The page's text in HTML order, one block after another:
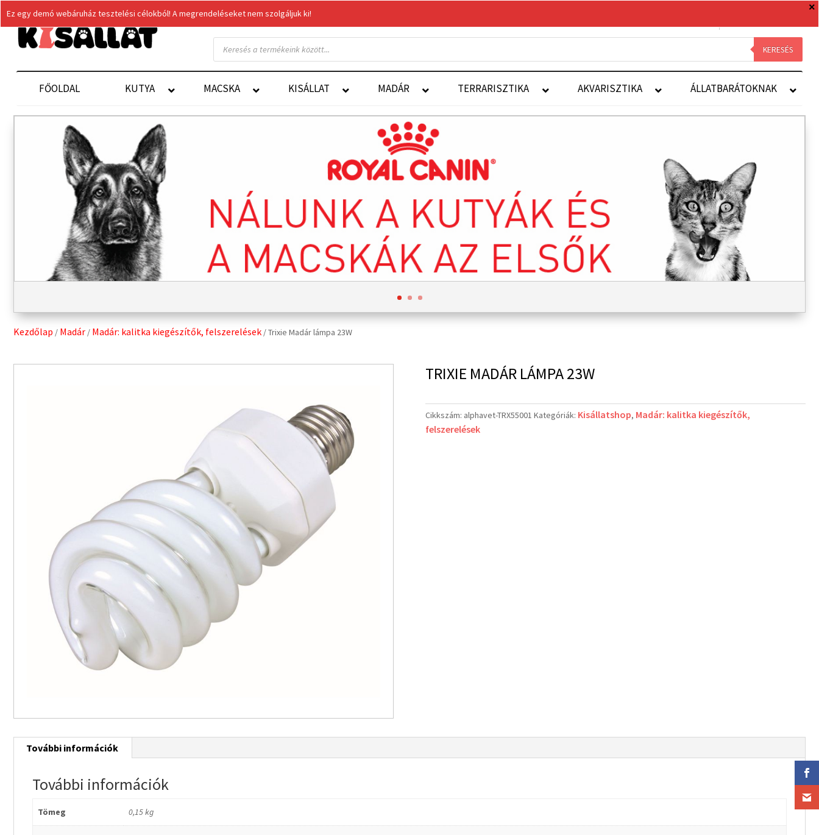
Products
search KERESÉS
FŐOLDAL KUTYA MACSKA KISÁLLAT MADÁR TERRARISZTIKA AKVARISZTIKA ÁLLATBARÁTOKNAK
Kezdőlap / Madár / Madár: kalitka kiegészítők, felszerelések / Trixie Madár lámpa 23W
TRIXIE MADÁR LÁMPA 23W
Cikkszám: alphavet-TRX55001 Kategóriák: Kisállatshop, Madár: kalitka kiegészítők,
felszerelések
További információk
További információk
Tömeg 0,15 kg
Ez egy demó webáruház tesztelési célokból! A megrendeléseket nem szolgáljuk ki!